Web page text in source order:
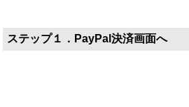
ステップ１．PayPal決済画面へ